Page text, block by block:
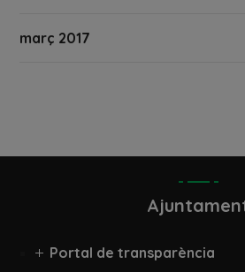
març 2017
Portal de transparència